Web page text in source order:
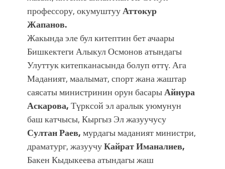
профессору, окумуштууАттокур
Жапанов.
Жакында эле бул китептин бет ачаары
Бишкектеги Алыкул Осмонов атындагы
Улуттук китепканасында болуп өттү. Ага
Маданият, маалымат, спорт жана жаштар
саясаты министринин орун басарыАйнура
Аскарова,Түрксой эл аралык уюмунун
баш катчысы, Кыргыз Эл жазуучусу
Султан Раев,мурдагы маданият министри,
драматург, жазуучуКайрат Иманалиев,
Бакен Кыдыкеева атындагы жаш